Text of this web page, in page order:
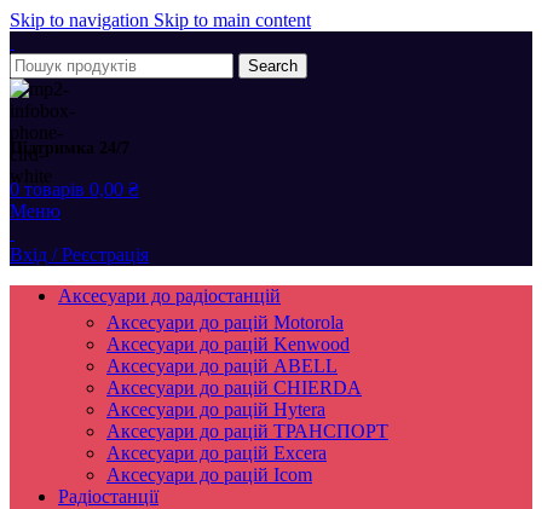
Skip to navigation Skip to main content
Search
Підтримка 24/7
0 товарів 0,00 ₴
Меню
Вхід / Реєстрація
Аксесуари до радіостанцій
Аксесуари до рацій Motorola
Аксесуари до рацій Kenwood
Аксесуари до рацій ABELL
Аксесуари до рацій CHIERDA
Аксесуари до рацій Hytera
Аксесуари до рацій ТРАНСПОРТ
Аксесуари до рацій Excera
Аксесуари до рацій Icom
Радіостанції